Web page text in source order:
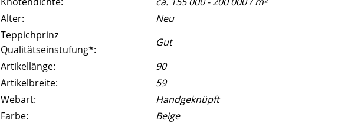
Alter:
Neu
Teppichprinz
Qualitätseinstufung*:
Gut
Artikellänge:
90
Artikelbreite:
59
Webart:
Handgeknüpft
Farbe:
Beige